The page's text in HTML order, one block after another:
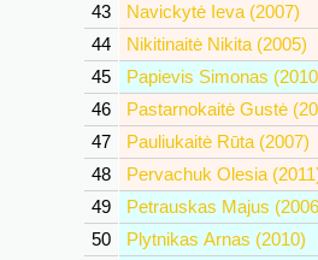
43
Navickytė Ieva (2007)
44
Nikitinaitė Nikita (2005)
45
Papievis Simonas
46
Pastarnokaitė Gustė
47
Pauliukaitė Rūta (2007)
48
Pervachuk Olesia
49
Petrauskas Majus
50
Plytnikas Arnas (2010)